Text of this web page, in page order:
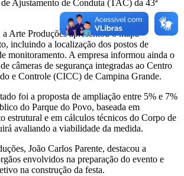
Ajustamento de Conduta (TAC) da 43ª
Arte Produções apresentou o mapa
incluindo a localização dos postos de
monitoramento. A empresa informou ainda o
câmeras de segurança integradas ao Centro
e Controle (CICC) de Campina Grande.
foi a proposta de ampliação entre 5% e 7%
do Parque do Povo, baseada em
estrutural e em cálculos técnicos do Corpo de
avaliando a viabilidade da medida.
João Carlos Parente, destacou a
envolvidos na preparação do evento e
na construção da festa.